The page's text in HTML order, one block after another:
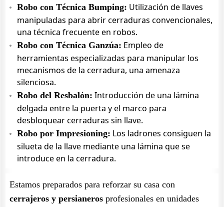
Robo con Técnica Bumping: Utilización de llaves
manipuladas para abrir cerraduras convencionales,
una técnica frecuente en robos.
Robo con Técnica Ganzúa: Empleo de
herramientas especializadas para manipular los
mecanismos de la cerradura, una amenaza
silenciosa.
Robo del Resbalón: Introducción de una lámina
delgada entre la puerta y el marco para
desbloquear cerraduras sin llave.
Robo por Impresioning: Los ladrones consiguen la
silueta de la llave mediante una lámina que se
introduce en la cerradura.
Estamos preparados para reforzar su casa con
cerrajeros y persianeros profesionales en unidades